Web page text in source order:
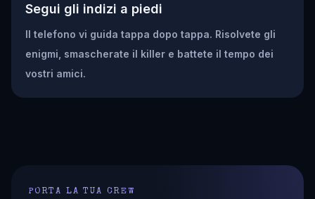
Segui gli indizi a piedi
Il telefono vi guida tappa dopo tappa. Risolvete gli
enigmi, smascherate il killer e battete il tempo dei
vostri amici.
PORTA LA TUA CREW